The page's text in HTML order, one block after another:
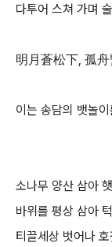
다투어 스쳐 가며
明月蒼松下, 孤
이는 송담의 뱃놀
소나무 양산 삼아
바위를 평상 삼아
티끌세상 벗어나